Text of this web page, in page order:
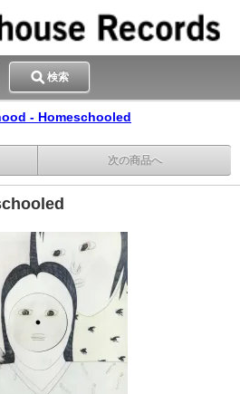
検索
- Homeschooled
次の商品へ